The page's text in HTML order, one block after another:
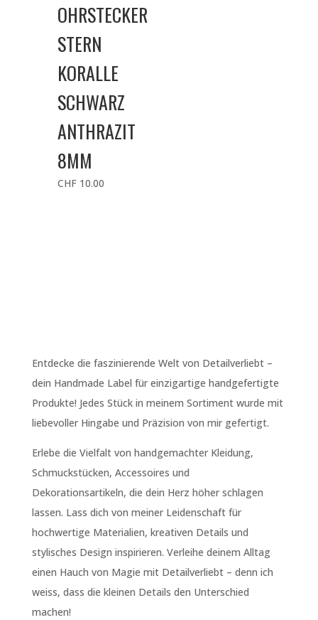
OHRSTECKER
STERN
KORALLE
SCHWARZ
ANTHRAZIT
8MM
CHF10.00
Entdecke die faszinierende Welt von Detailverliebt –
dein Handmade Label für einzigartige handgefertigte
Produkte! Jedes Stück in meinem Sortiment wurde mit
liebevoller Hingabe und Präzision von mir gefertigt.
Erlebe die Vielfalt von handgemachter Kleidung,
Schmuckstücken, Accessoires und
Dekorationsartikeln, die dein Herz höher schlagen
lassen. Lass dich von meiner Leidenschaft für
hochwertige Materialien, kreativen Details und
stylisches Design inspirieren. Verleihe deinem Alltag
einen Hauch von Magie mit Detailverliebt – denn ich
weiss, dass die kleinen Details den Unterschied
machen!